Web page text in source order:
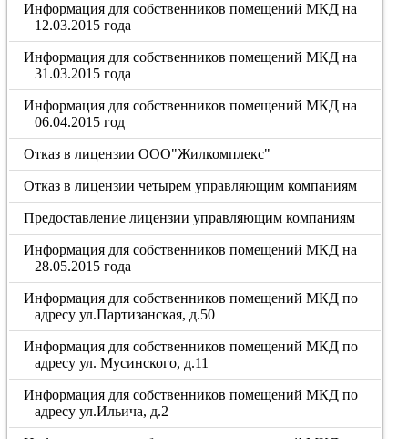
Информация для собственников помещений МКД на
12.03.2015 года
Информация для собственников помещений МКД на
31.03.2015 года
Информация для собственников помещений МКД на
06.04.2015 год
Отказ в лицензии ООО"Жилкомплекс"
Отказ в лицензии четырем управляющим компаниям
Предоставление лицензии управляющим компаниям
Информация для собственников помещений МКД на
28.05.2015 года
Информация для собственников помещений МКД по
адресу ул.Партизанская, д.50
Информация для собственников помещений МКД по
адресу ул. Мусинского, д.11
Информация для собственников помещений МКД по
адресу ул.Ильича, д.2